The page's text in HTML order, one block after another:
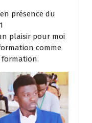
en présence du
plaisir pour moi
comme